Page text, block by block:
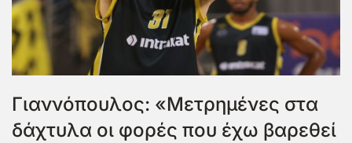
Γιαννόπουλος: «Μετρημένες στα
δάχτυλα οι φορές που έχω βαρεθεί